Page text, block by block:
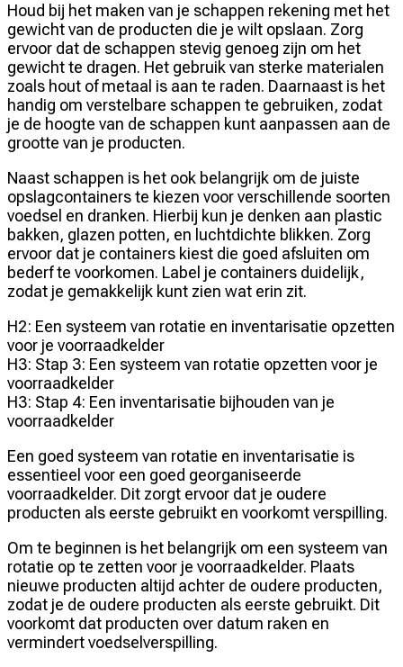
Houd bij het maken van je schappen rekening met het
gewicht van de producten die je wilt opslaan. Zorg
ervoor dat de schappen stevig genoeg zijn om het
gewicht te dragen. Het gebruik van sterke materialen
zoals hout of metaal is aan te raden. Daarnaast is het
handig om verstelbare schappen te gebruiken, zodat
je de hoogte van de schappen kunt aanpassen aan de
grootte van je producten.
Naast schappen is het ook belangrijk om de juiste
opslagcontainers te kiezen voor verschillende soorten
voedsel en dranken. Hierbij kun je denken aan plastic
bakken, glazen potten, en luchtdichte blikken. Zorg
ervoor dat je containers kiest die goed afsluiten om
bederf te voorkomen. Label je containers duidelijk,
zodat je gemakkelijk kunt zien wat erin zit.
H2: Een systeem van rotatie en inventarisatie opzetten
voor je voorraadkelder
H3: Stap 3: Een systeem van rotatie opzetten voor je
voorraadkelder
H3: Stap 4: Een inventarisatie bijhouden van je
voorraadkelder
Een goed systeem van rotatie en inventarisatie is
essentieel voor een goed georganiseerde
voorraadkelder. Dit zorgt ervoor dat je oudere
producten als eerste gebruikt en voorkomt verspilling.
Om te beginnen is het belangrijk om een systeem van
rotatie op te zetten voor je voorraadkelder. Plaats
nieuwe producten altijd achter de oudere producten,
zodat je de oudere producten als eerste gebruikt. Dit
voorkomt dat producten over datum raken en
vermindert voedselverspilling.